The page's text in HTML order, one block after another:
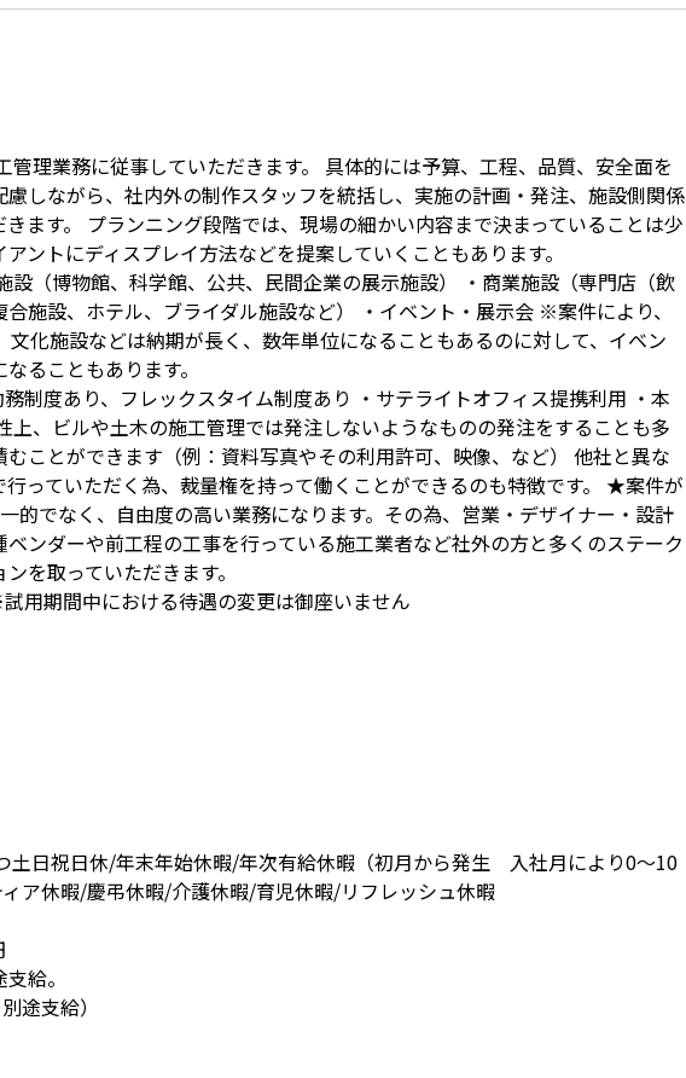
管理業務に従事していただきます。 具体的には予算、工程、品質、安全面を
しながら、社内外の制作スタッフを統括し、実施の計画・発注、施設側関係
ます。 プランニング段階では、現場の細かい内容まで決まっていることは少
ントにディスプレイ方法などを提案していくこともあります。
設（博物館、科学館、公共、民間企業の展示施設） ・商業施設（専門店（飲
施設、ホテル、ブライダル施設など） ・イベント・展示会 ※案件により、
化施設などは納期が長く、数年単位になることもあるのに対して、イベン
ることもあります。
務制度あり、フレックスタイム制度あり ・サテライトオフィス提携利用 ・本
、ビルや土木の施工管理では発注しないようなものの発注をすることも多
ことができます（例：資料写真やその利用許可、映像、など） 他社と異な
行っていただく為、裁量権を持って働くことができるのも特徴です。 ★案件が
的でなく、自由度の高い業務になります。その為、営業・デザイナー・設計
ンダーや前工程の工事を行っている施工業者など社外の方と多くのステーク
を取っていただきます。
期間中における待遇の変更は御座いません
土日祝日休/年末年始休暇/年次有給休暇（初月から発生 入社月により0～10
ア休暇/慶弔休暇/介護休暇/育児休暇/リフレッシュ休暇
給。
途支給）